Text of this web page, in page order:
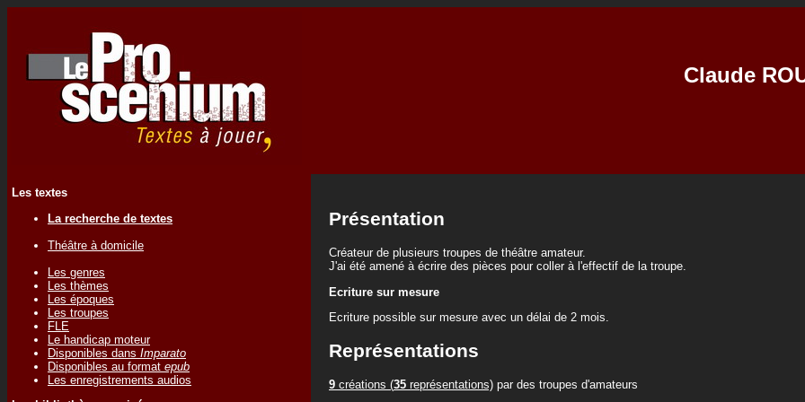
Claude
Les textes
La recherche de textes
Théâtre à domicile
Les genres
Les thèmes
Les époques
Les troupes
FLE
Le handicap moteur
Disponibles dans Imparato
Disponibles au format epub
Les enregistrements audios
Présentation
Créateur de plusieurs troupes de théâtre amateur.
J'ai été amené à écrire des pièces pour coller à l'effectif de la troupe.
Ecriture sur mesure
Ecriture possible sur mesure avec un délai de 2 mois.
Représentations
9 créations (35 représentations) par des troupes d'amateurs